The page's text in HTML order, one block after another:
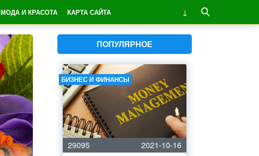
МОДА И КРАСОТА КАРТА САЙТА
ПОПУЛЯРНОЕ
БИЗНЕС И ФИНАНСЫ
29095
2021-10-16